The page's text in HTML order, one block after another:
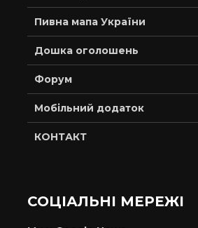
Пивна мапа України
Дошка оголошень
Форум
Мобільний додаток
КОНТАКТ
СОЦІАЛЬНІ МЕРЕЖІ